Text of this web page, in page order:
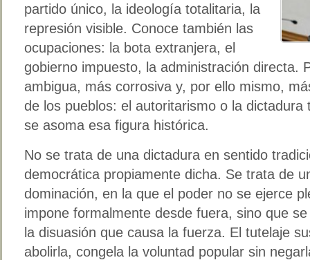
partido único, la ideología totalitaria, la
represión visible. Conoce también las
ocupaciones: la bota extranjera, el
gobierno impuesto, la administración directa.
ambigua, más corrosiva y, por ello mismo,
de los pueblos: el autoritarismo o la dictadura
se asoma esa figura histórica.
No se trata de una dictadura en sentido
democrática propiamente dicha. Se trata de
dominación, en la que el poder no se ejerce
impone formalmente desde fuera, sino que
la disuasión que causa la fuerza. El tutelaje
abolirla, congela la voluntad popular sin